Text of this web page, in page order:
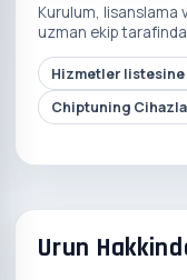
Kurulum, lisanslama
uzman ekip
Hizmetler listesine
Chiptuning
Urun